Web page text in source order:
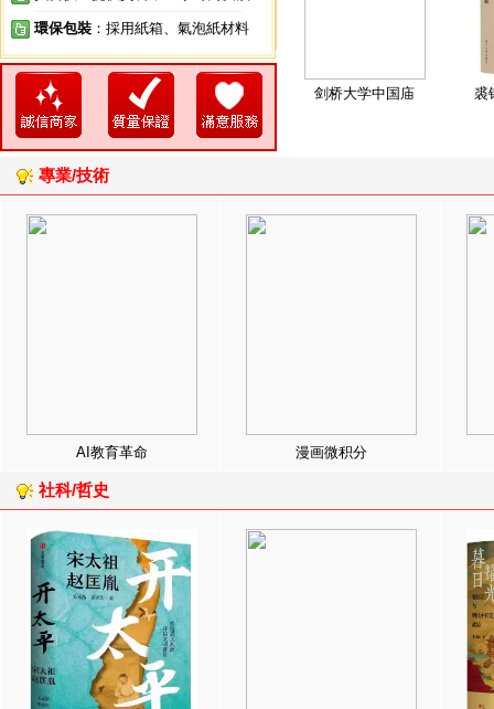
環保包裝 ：採用紙箱、氣泡紙材料
剑桥大学中国庙 裘
專業/技術
AI教育革命 漫画微积分
社科/哲史